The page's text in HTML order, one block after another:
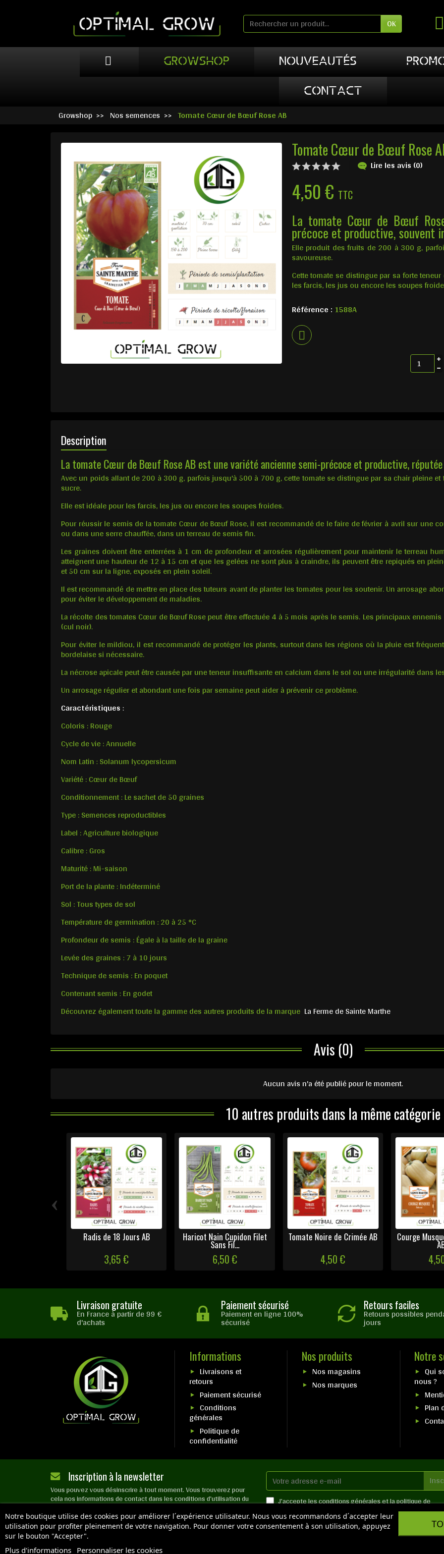
OK
GROWSHOP NOUVEAUTÉS
CONTACT
Growshop Nos semences Tomate Cœur de Bœuf Rose AB
Tomate Cœur de Bœuf Rose
Lire les avis (0)
4,50 € TTC
La tomate Cœur de Bœuf
précoce et productive, souvent
Elle produit des fruits de 200 à 300 g,
savoureuse.
Cette tomate se distingue par sa forte
les farcis, les jus ou encore les soupes
Référence : 1588A
Description
La tomate Cœur de Bœuf Rose AB est une variété ancienne semi-précoce et productive,
Avec un poids allant de 200 à 300 g, parfois jusqu'à 500 à 700 g, cette tomate se distingue par sa chair pleine
sucre.
Elle est idéale pour les farcis, les jus ou encore les soupes froides.
Pour réussir le semis de la tomate Cœur de Bœuf Rose, il est recommandé de le faire de février à avril sur une
ou dans une serre chauffée, dans un terreau de semis fin.
Les graines doivent être enterrées à 1 cm de profondeur et arrosées régulièrement pour maintenir le terreau
atteignent une hauteur de 12 à 15 cm et que les gelées ne sont plus à craindre, ils peuvent être repiqués en
et 50 cm sur la ligne, exposés en plein soleil.
Il est recommandé de mettre en place des tuteurs avant de planter les tomates pour les soutenir. Un arrosage
pour éviter le développement de maladies.
La récolte des tomates Cœur de Bœuf Rose peut être effectuée 4 à 5 mois après le semis. Les principaux
(cul noir).
Pour éviter le mildiou, il est recommandé de protéger les plants, surtout dans les régions où la pluie est
bordelaise si nécessaire.
La nécrose apicale peut être causée par une teneur insuffisante en calcium dans le sol ou une irrégularité dans
Un arrosage régulier et abondant une fois par semaine peut aider à prévenir ce problème.
Caractéristiques :
Coloris : Rouge
Cycle de vie : Annuelle
Nom Latin : Solanum lycopersicum
Variété : Cœur de Bœuf
Conditionnement : Le sachet de 50 graines
Type : Semences reproductibles
Label : Agriculture biologique
Calibre : Gros
Maturité : Mi-saison
Port de la plante : Indéterminé
Sol : Tous types de sol
Température de germination : 20 à 25 °C
Profondeur de semis : Égale à la taille de la graine
Levée des graines : 7 à 10 jours
Technique de semis : En poquet
Contenant semis : En godet
Découvrez également toute la gamme des autres produits de la marque La Ferme de Sainte Marthe
Avis (0)
Aucun avis n'a été publié pour le moment.
10 autres produits dans la même catégorie
Radis de 18 Jours AB
3,65 €
Haricot Nain Cupidon Filet
Sans Fil...
6,50 €
Tomate Noire de Crimée AB
4,50 €
Courge
‹
Livraison gratuite
En France à partir de 99 €
d'achats
Paiement sécurisé
Paiement en ligne 100%
sécurisé
Retours faciles
Retours possibles
jours
Informations
Livraisons et
retours
Paiement sécurisé
Conditions
générales
Politique de
confidentialité
Nos produits
Nos magasins
Nos marques
Notre
Qui
nous ?
Plan
Notre boutique utilise des cookies pour améliorer l´expérience utilisateur. Nous vous recommandons d´accepter leur
utilisation pour profiter pleinement de votre navigation. Pour donner votre consentement à son utilisation, appuyez
sur le bouton "Accepter".
Plus d'informations Personnaliser les cookies
Inscription à la newsletter
Vous pouvez vous désinscrire à tout moment. Vous trouverez pour
cela nos informations de contact dans les conditions d'utilisation du
site.
J'accepte lesconditions généraleset lapolitique de
Copyright © 2026 OPTIMAL GROW - Tous droits réservés - Reproduction interdite sans autorisation -